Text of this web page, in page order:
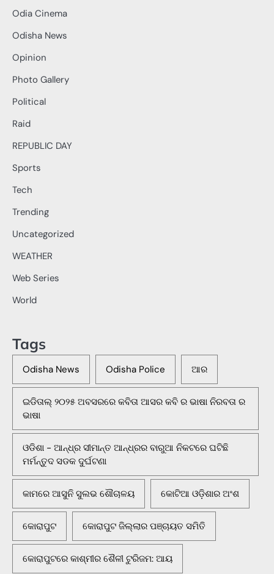
Odia Cinema
Odisha News
Opinion
Photo Gallery
Political
Raid
REPUBLIC DAY
Sports
Tech
Trending
Uncategorized
WEATHER
Web Series
World
Tags
Odisha News Odisha Police ଆର
ଇଡିତାଲ୍ ୨୦୨୫ ଅବସରରେ କବିତା ଆସର କବି ର ଭାଷା ନିରବତା ର
ଭାଷା
ଓଡିଶା - ଆନ୍ଧ୍ର ସୀମାନ୍ତ ଆନ୍ଧ୍ରର ବାରୁଆ ନିକଟରେ ଘଟିଛି
ମର୍ମନ୍ତୁଦ ସଡକ ଦୁର୍ଘଟଣା
କାମରେ ଆସୁନି ସୁଲଭ ଶୌଚାଳୟ କୋଟିଆ ଓଡ଼ିଶାର ଅଂଶ
କୋରାପୁଟ କୋରାପୁଟ ଜିଲ୍ଲାର ପଞ୍ଚାୟତ ସମିତି
କୋରାପୁଟରେ କାଶ୍ମୀର ଶୈଳୀ ଟୁରିଜମ: ଆୟ